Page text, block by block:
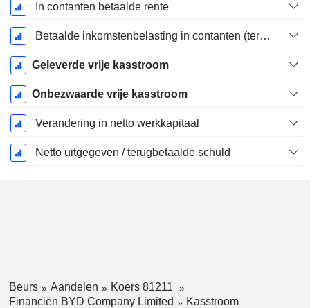
In contanten betaalde rente
Betaalde inkomstenbelasting in contanten (teruggave)
Geleverde vrije kasstroom
Onbezwaarde vrije kasstroom
Verandering in netto werkkapitaal
Netto uitgegeven / terugbetaalde schuld
Beurs Aandelen
Koers 81211
Financiën BYD Company Limited
Kasstroom